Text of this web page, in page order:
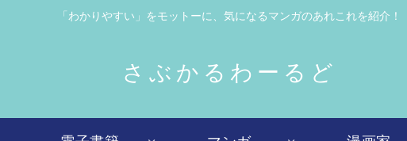
「わかりやすい」をモットーに、気になるマンガのあれこれを紹介！
さぶかるわーるど